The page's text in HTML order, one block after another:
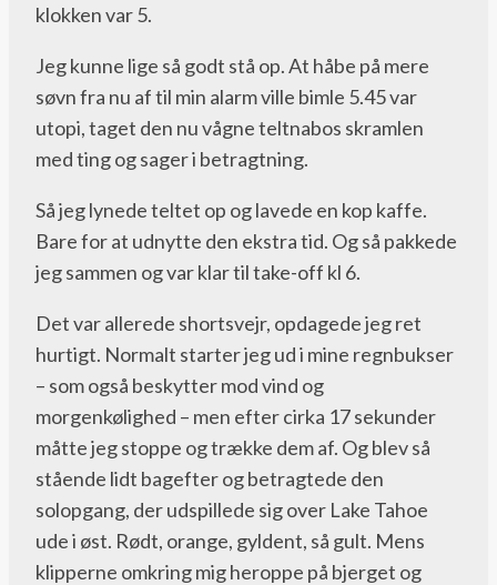
klokken var 5.
Jeg kunne lige så godt stå op. At håbe på mere
søvn fra nu af til min alarm ville bimle 5.45 var
utopi, taget den nu vågne teltnabos skramlen
med ting og sager i betragtning.
Så jeg lynede teltet op og lavede en kop kaffe.
Bare for at udnytte den ekstra tid. Og så pakkede
jeg sammen og var klar til take-off kl 6.
Det var allerede shortsvejr, opdagede jeg ret
hurtigt. Normalt starter jeg ud i mine regnbukser
– som også beskytter mod vind og
morgenkølighed – men efter cirka 17 sekunder
måtte jeg stoppe og trække dem af. Og blev så
stående lidt bagefter og betragtede den
solopgang, der udspillede sig over Lake Tahoe
ude i øst. Rødt, orange, gyldent, så gult. Mens
klipperne omkring mig heroppe på bjerget og